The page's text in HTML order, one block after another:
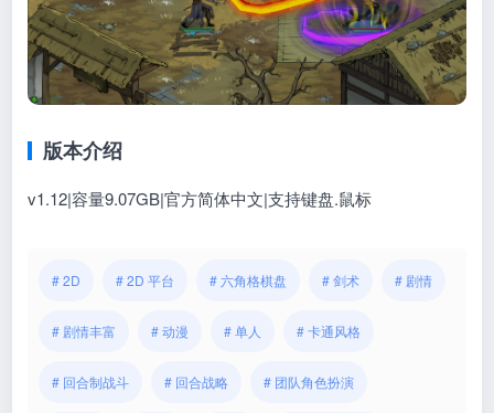
版本介绍
v1.12|容量9.07GB|官方简体中文|支持键盘.鼠标
# 2D # 2D 平台 # 六角格棋盘 # 剑术 # 剧情
# 剧情丰富 # 动漫 # 单人 # 卡通风格
# 回合制战斗 # 回合战略 # 团队角色扮演